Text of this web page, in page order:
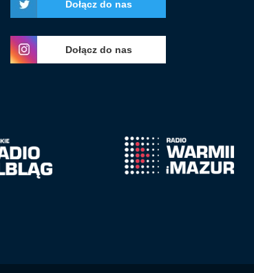
Dołącz do nas
Dołącz do nas